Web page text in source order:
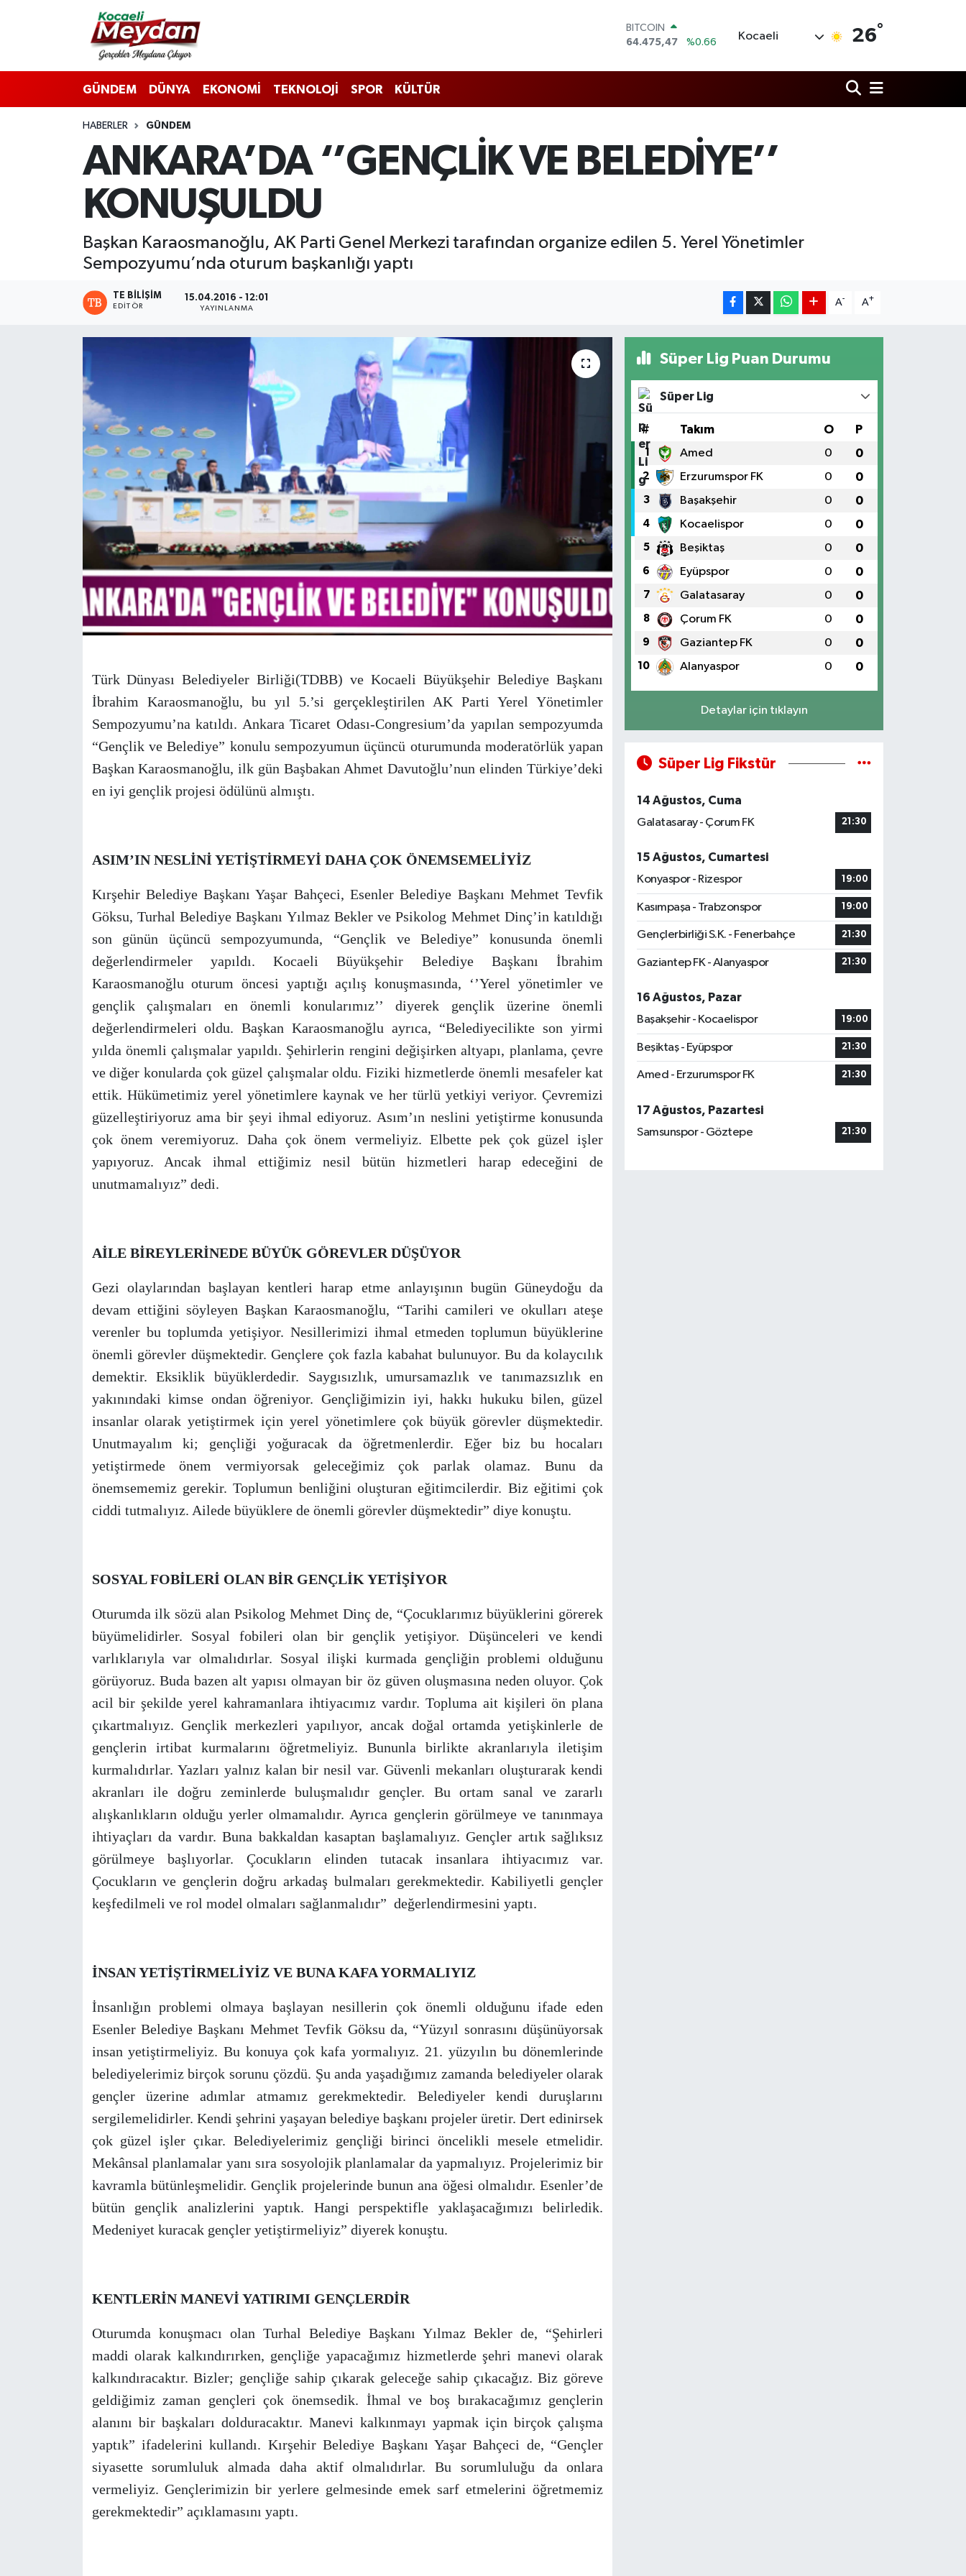
DOLAR
47,5971
%0.05
55,1336
%0.18
BİST100
13.703
BITCOIN
Kocaeli 26°
GÜNDEM DÜNYA EKONOMİ TEKNOLOJİ SPOR KÜLTÜR
HABERLER GÜNDEM
ANKARA’DA ‘’GENÇLİK VE BELEDİYE’’
KONUŞULDU
Başkan Karaosmanoğlu, AK Parti Genel Merkezi tarafından organize edilen 5. Yerel Yönetimler
Sempozyumu’nda oturum başkanlığı yaptı
TE BILIŞIM
EDITÖR
15.04.2016 - 12:01
YAYINLANMA
A- A+
Türk Dünyası Belediyeler Birliği(TDBB) ve Kocaeli Büyükşehir Belediye Başkanı
İbrahim Karaosmanoğlu, bu yıl 5.’si gerçekleştirilen AK Parti Yerel Yönetimler
Sempozyumu’na katıldı. Ankara Ticaret Odası-Congresium’da yapılan sempozyumda
“Gençlik ve Belediye” konulu sempozyumun üçüncü oturumunda moderatörlük yapan
Başkan Karaosmanoğlu, ilk gün Başbakan Ahmet Davutoğlu’nun elinden Türkiye’deki
en iyi gençlik projesi ödülünü almıştı.
ASIM’IN NESLİNİ YETİŞTİRMEYİ DAHA ÇOK ÖNEMSEMELİYİZ
Kırşehir Belediye Başkanı Yaşar Bahçeci, Esenler Belediye Başkanı Mehmet Tevfik
Göksu, Turhal Belediye Başkanı Yılmaz Bekler ve Psikolog Mehmet Dinç’in katıldığı
son günün üçüncü sempozyumunda, “Gençlik ve Belediye” konusunda önemli
değerlendirmeler yapıldı. Kocaeli Büyükşehir Belediye Başkanı İbrahim
Karaosmanoğlu oturum öncesi yaptığı açılış konuşmasında, ‘’Yerel yönetimler ve
gençlik çalışmaları en önemli konularımız’’ diyerek gençlik üzerine önemli
değerlendirmeleri oldu. Başkan Karaosmanoğlu ayrıca, “Belediyecilikte son yirmi
yılda önemli çalışmalar yapıldı. Şehirlerin rengini değişirken altyapı, planlama, çevre
ve diğer konularda çok güzel çalışmalar oldu. Fiziki hizmetlerde önemli mesafeler kat
ettik. Hükümetimiz yerel yönetimlere kaynak ve her türlü yetkiyi veriyor. Çevremizi
güzelleştiriyoruz ama bir şeyi ihmal ediyoruz. Asım’ın neslini yetiştirme konusunda
çok önem veremiyoruz. Daha çok önem vermeliyiz. Elbette pek çok güzel işler
yapıyoruz. Ancak ihmal ettiğimiz nesil bütün hizmetleri harap edeceğini de
unutmamalıyız” dedi.
AİLE BİREYLERİNEDE BÜYÜK GÖREVLER DÜŞÜYOR
Gezi olaylarından başlayan kentleri harap etme anlayışının bugün Güneydoğu da
devam ettiğini söyleyen Başkan Karaosmanoğlu, “Tarihi camileri ve okulları ateşe
verenler bu toplumda yetişiyor. Nesillerimizi ihmal etmeden toplumun büyüklerine
önemli görevler düşmektedir. Gençlere çok fazla kabahat bulunuyor. Bu da kolaycılık
demektir. Eksiklik büyüklerdedir. Saygısızlık, umursamazlık ve tanımazsızlık en
yakınındaki kimse ondan öğreniyor. Gençliğimizin iyi, hakkı hukuku bilen, güzel
insanlar olarak yetiştirmek için yerel yönetimlere çok büyük görevler düşmektedir.
Unutmayalım ki; gençliği yoğuracak da öğretmenlerdir. Eğer biz bu hocaları
yetiştirmede önem vermiyorsak geleceğimiz çok parlak olamaz. Bunu da
önemsememiz gerekir. Toplumun benliğini oluşturan eğitimcilerdir. Biz eğitimi çok
ciddi tutmalıyız. Ailede büyüklere de önemli görevler düşmektedir” diye konuştu.
SOSYAL FOBİLERİ OLAN BİR GENÇLİK YETİŞİYOR
Oturumda ilk sözü alan Psikolog Mehmet Dinç de, “Çocuklarımız büyüklerini görerek
büyümelidirler. Sosyal fobileri olan bir gençlik yetişiyor. Düşünceleri ve kendi
varlıklarıyla var olmalıdırlar. Sosyal ilişki kurmada gençliğin problemi olduğunu
görüyoruz. Buda bazen alt yapısı olmayan bir öz güven oluşmasına neden oluyor. Çok
acil bir şekilde yerel kahramanlara ihtiyacımız vardır. Topluma ait kişileri ön plana
çıkartmalıyız. Gençlik merkezleri yapılıyor, ancak doğal ortamda yetişkinlerle de
gençlerin irtibat kurmalarını öğretmeliyiz. Bununla birlikte akranlarıyla iletişim
kurmalıdırlar. Yazları yalnız kalan bir nesil var. Güvenli mekanları oluşturarak kendi
akranları ile doğru zeminlerde buluşmalıdır gençler. Bu ortam sanal ve zararlı
alışkanlıkların olduğu yerler olmamalıdır. Ayrıca gençlerin görülmeye ve tanınmaya
ihtiyaçları da vardır. Buna bakkaldan kasaptan başlamalıyız. Gençler artık sağlıksız
görülmeye başlıyorlar. Çocukların elinden tutacak insanlara ihtiyacımız var.
Çocukların ve gençlerin doğru arkadaş bulmaları gerekmektedir. Kabiliyetli gençler
keşfedilmeli ve rol model olmaları sağlanmalıdır” değerlendirmesini yaptı.
İNSAN YETİŞTİRMELİYİZ VE BUNA KAFA YORMALIYIZ
İnsanlığın problemi olmaya başlayan nesillerin çok önemli olduğunu ifade eden
Esenler Belediye Başkanı Mehmet Tevfik Göksu da, “Yüzyıl sonrasını düşünüyorsak
insan yetiştirmeliyiz. Bu konuya çok kafa yormalıyız. 21. yüzyılın bu dönemlerinde
belediyelerimiz birçok sorunu çözdü. Şu anda yaşadığımız zamanda belediyeler olarak
gençler üzerine adımlar atmamız gerekmektedir. Belediyeler kendi duruşlarını
sergilemelidirler. Kendi şehrini yaşayan belediye başkanı projeler üretir. Dert edinirsek
çok güzel işler çıkar. Belediyelerimiz gençliği birinci öncelikli mesele etmelidir.
Mekânsal planlamalar yanı sıra sosyolojik planlamalar da yapmalıyız. Projelerimiz bir
kavramla bütünleşmelidir. Gençlik projelerinde bunun ana öğesi olmalıdır. Esenler’de
bütün gençlik analizlerini yaptık. Hangi perspektifle yaklaşacağımızı belirledik.
Medeniyet kuracak gençler yetiştirmeliyiz” diyerek konuştu.
KENTLERİN MANEVİ YATIRIMI GENÇLERDİR
Oturumda konuşmacı olan Turhal Belediye Başkanı Yılmaz Bekler de, “Şehirleri
maddi olarak kalkındırırken, gençliğe yapacağımız hizmetlerde şehri manevi olarak
kalkındıracaktır. Bizler; gençliğe sahip çıkarak geleceğe sahip çıkacağız. Biz göreve
geldiğimiz zaman gençleri çok önemsedik. İhmal ve boş bırakacağımız gençlerin
alanını bir başkaları dolduracaktır. Manevi kalkınmayı yapmak için birçok çalışma
yaptık” ifadelerini kullandı. Kırşehir Belediye Başkanı Yaşar Bahçeci de, “Gençler
siyasette sorumluluk almada daha aktif olmalıdırlar. Bu sorumluluğu da onlara
vermeliyiz. Gençlerimizin bir yerlere gelmesinde emek sarf etmelerini öğretmemiz
gerekmektedir” açıklamasını yaptı.
Süper Lig Puan Durumu
Süper Lig
# Takım O P
1 Amed 0 0
2 Erzurumspor FK 0 0
3 Başakşehir 0 0
4 Kocaelispor 0 0
5 Beşiktaş 0 0
6 Eyüpspor 0 0
7 Galatasaray 0 0
8 Çorum FK 0 0
9 Gaziantep FK 0 0
10 Alanyaspor 0 0
Detaylar için tıklayın
Süper Lig Fikstür
14 Ağustos, Cuma
Galatasaray - Çorum FK
21:30
15 Ağustos, Cumartesi
Konyaspor - Rizespor
19:00
Kasımpaşa - Trabzonspor 19:00
Gençlerbirliği S.K. - Fenerbahçe 21:30
Gaziantep FK - Alanyaspor 21:30
16 Ağustos, Pazar
Başakşehir - Kocaelispor
19:00
Beşiktaş - Eyüpspor 21:30
Amed - Erzurumspor FK 21:30
17 Ağustos, Pazartesi
Samsunspor - Göztepe
21:30
Nöbetçi Eczaneler
Hava Durumu
Trafik Durumu
Süper Lig Puan Durumu ve Fikstür
Tüm Manşetler
Son Dakika Haberleri